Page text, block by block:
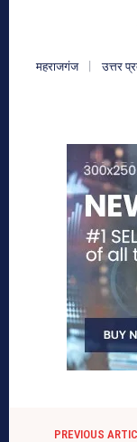
महराजगंज उत्तर
PREVIOUS